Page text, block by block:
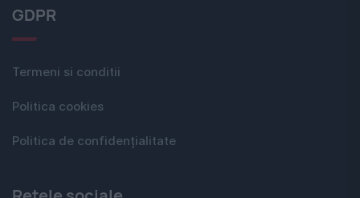
GDPR
Termeni si conditii
Politica cookies
Politica de confidențialitate